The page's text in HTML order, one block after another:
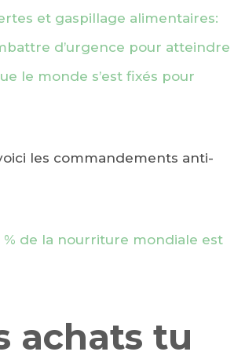
et gaspillage alimentaires:
d’urgence pour atteindre
le monde s’est fixés pour
les commandements anti-
% de la nourriture mondiale est
achats tu